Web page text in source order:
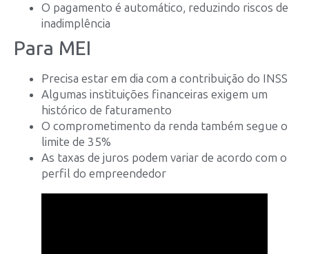
O pagamento é automático, reduzindo riscos de
inadimplência
Para MEI
Precisa estar em dia com a contribuição do INSS
Algumas instituições financeiras exigem um
histórico de faturamento
O comprometimento da renda também segue o
limite de 35%
As taxas de juros podem variar de acordo com o
perfil do empreendedor